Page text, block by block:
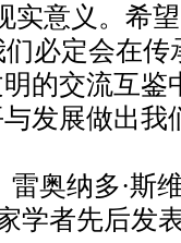
实意义。希
必定会在
的交流互鉴
发展做出我
奥纳多·斯
学者先后发